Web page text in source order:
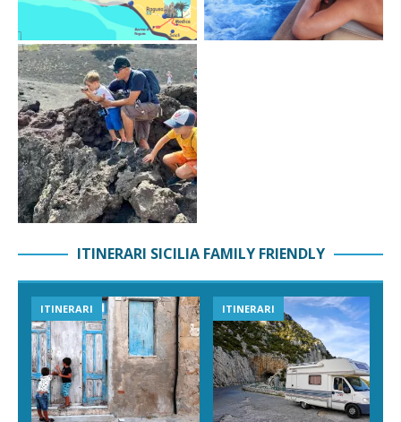
ITINERARI SICILIA FAMILY FRIENDLY
ITINERARI ITINERARI